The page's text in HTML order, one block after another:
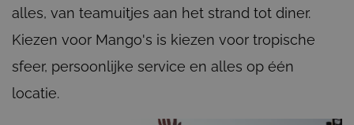
alles, van teamuitjes aan het strand tot diner.
Kiezen voor Mango's is kiezen voor tropische
sfeer, persoonlijke service en alles op één
locatie.